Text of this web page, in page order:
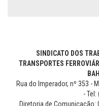
SINDICATO DOS
TRANSPORTES
Rua do Imperador, nº 353 -
- Tel:
Diretoria de Comunicação: